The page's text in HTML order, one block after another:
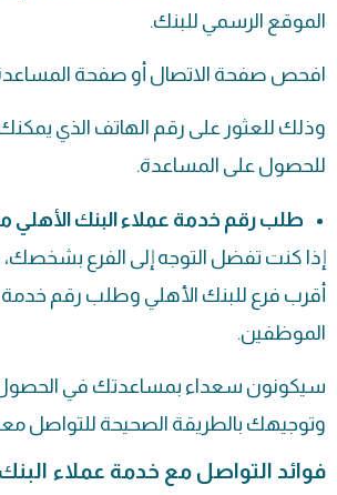
الموقع الرسمي للبنك.
افحص صفحة الاتصال أو صفحة المساعدة
وذلك للعثور على رقم الهاتف الذي يمكنك
للحصول على المساعدة.
طلب رقم خدمة عملاء البنك الأهلي
إذا كنت تفضل التوجه إلى الفرع بشخصك،
أقرب فرع للبنك الأهلي وطلب رقم خدمة
الموظفين.
سيكونون سعداء بمساعدتك في الحصول
وتوجيهك بالطريقة الصحيحة للتواصل
فوائد التواصل مع خدمة عملاء